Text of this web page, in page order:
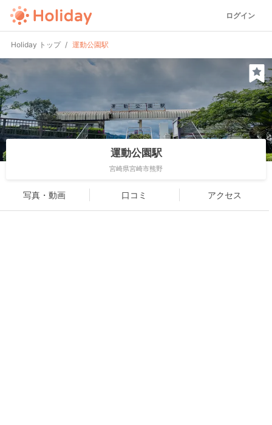
ログイン
Holiday トップ 運動公園駅
運動公園駅
宮崎県宮崎市熊野
写真・動画 口コミ アクセス